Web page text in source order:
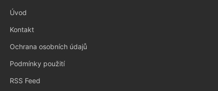
Úvod
Kontakt
Ochrana osobních údajů
Podmínky použití
RSS Feed